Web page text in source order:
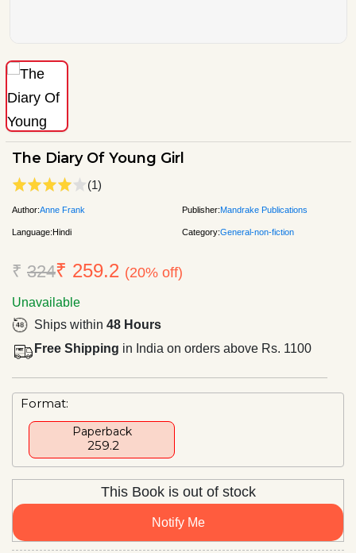
The Diary Of Young Girl
(1)
Author:Anne Frank Publisher:Mandrake Publications
Language:Hindi Category:General-non-fiction
₹ 324₹ 259.2 (20% off)
Unavailable
Ships within 48 Hours
Free Shipping in India on orders above Rs. 1100
Format:
Paperback
₹ 259.2
This Book is out of stock
Notify Me